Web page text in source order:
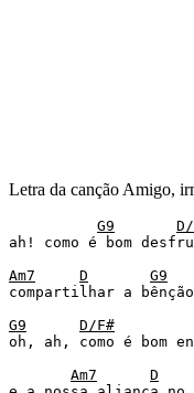
Letra da canção Amigo,
G9
ah! como é bom
Am7
D G9
compartilhar a
G9
D/F#
oh, ah, como é bom
Am7
D